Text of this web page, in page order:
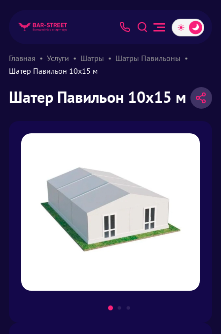
Главная Услуги Шатры
Шатры Павильоны
Шатер Павильон 10х15 м
Шатер Павильон 10х15 м